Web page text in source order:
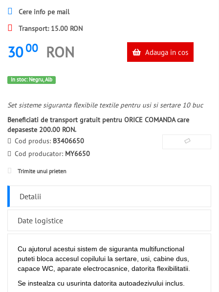
Cere info pe mail
Transport: 15.00 RON
30 00 RON Adauga in cos
In stoc: Negru, Alb
Set sisteme siguranta flexibile textile pentru usi si sertare 10 buc
Beneficiati de transport gratuit pentru ORICE COMANDA care
depaseste 200.00 RON.
Cod produs: B3406650
Cod producator: MY6650
Trimite unui prieten
Detalii
Date logistice
Cu ajutorul acestui sistem de siguranta multifunctional
puteti bloca accesul copilului la sertare, usi, cabine dus,
capace WC, aparate electrocasnice, datorita flexibilitatii.
Se instealza cu usurinta datorita autoadezivului inclus.